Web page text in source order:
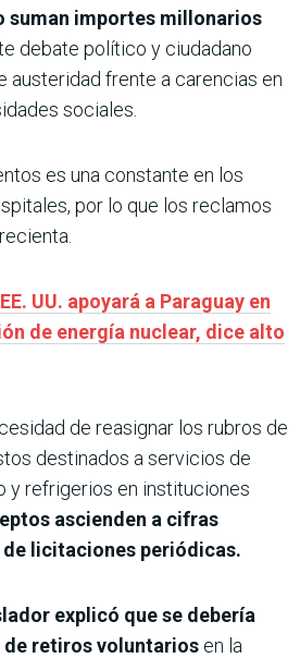
suman importes millonarios
debate político y ciudadano
austeridad frente a carencias en
sociales.
es una constante en los
por lo que los reclamos
UU. apoyará a Paraguay en
de energía nuclear, dice alto
de reasignar los rubros de
destinados a servicios de
y refrigerios en instituciones
ascienden a cifras
licitaciones periódicas.
explicó que se debería
retiros voluntarios en la